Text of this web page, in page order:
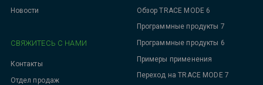
Новости
Обзор TRACE MODE 6
Программные продукты 7
Программные продукты 6
Примеры применения
Переход на TRACE MODE 7
СВЯЖИТЕСЬ С НАМИ
Контакты
Отдел продаж